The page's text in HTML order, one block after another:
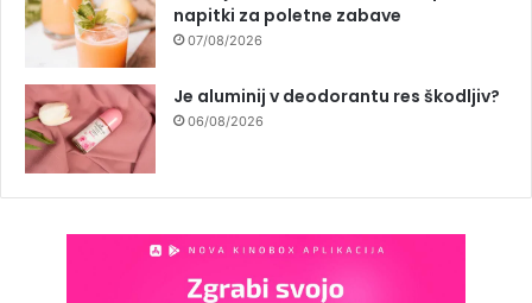
napitki za poletne zabave
07/08/2026
Je aluminij v deodorantu res škodljiv?
06/08/2026